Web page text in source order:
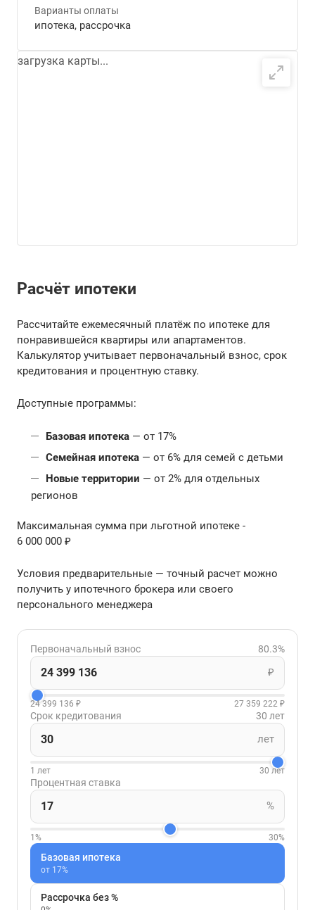
Варианты оплаты
ипотека, рассрочка
загрузка карты...
Расчёт ипотеки
Рассчитайте ежемесячный платёж по ипотеке для
понравившейся квартиры или апартаментов.
Калькулятор учитывает первоначальный взнос, срок
кредитования и процентную ставку.
Доступные программы:
Базовая ипотека — от 17%
Семейная ипотека — от 6% для семей с детьми
Новые территории — от 2% для отдельных
регионов
Максимальная сумма при льготной ипотеке -
6 000 000 ₽
Условия предварительные — точный расчет можно
получить у ипотечного брокера или своего
персонального менеджера
Первоначальный взнос 80.3%
₽
24 399 136 ₽ 27 359 222 ₽
Срок кредитования 30 лет
лет
1 лет 30 лет
Процентная ставка
%
1% 30%
Базовая ипотека
от 17%
Рассрочка без %